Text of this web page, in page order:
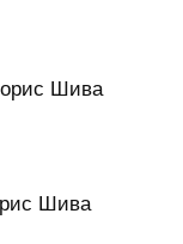
Шива
Шива